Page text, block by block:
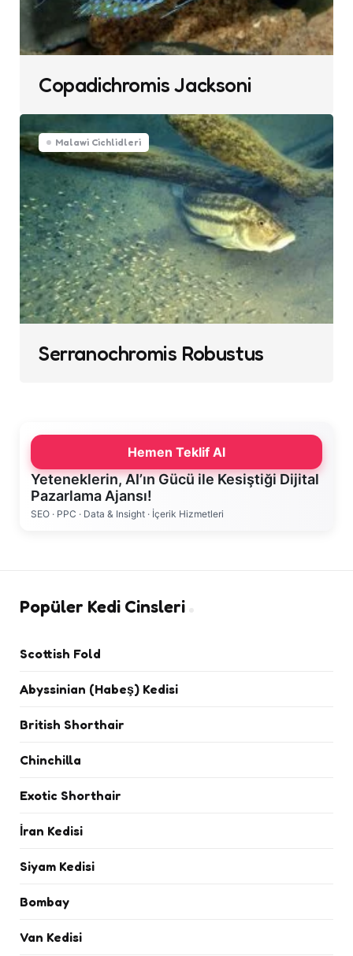
Copadichromis Jacksoni
Malawi Cichlidleri
Serranochromis Robustus
Yeteneklerin, AI’ın Gücü ile Kesiştiği Dijital
Pazarlama Ajansı!
SEO · PPC · Data & Insight · İçerik Hizmetleri
Hemen Teklif Al
Popüler Kedi Cinsleri
Scottish Fold
Abyssinian (Habeş) Kedisi
British Shorthair
Chinchilla
Exotic Shorthair
İran Kedisi
Siyam Kedisi
Bombay
Van Kedisi